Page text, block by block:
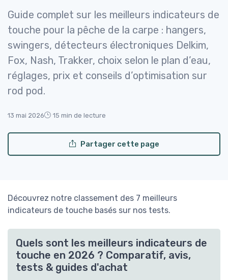
Guide complet sur les meilleurs indicateurs de
touche pour la pêche de la carpe : hangers,
swingers, détecteurs électroniques Delkim,
Fox, Nash, Trakker, choix selon le plan d’eau,
réglages, prix et conseils d’optimisation sur
rod pod.
13 mai 2026 15 min de lecture
Partager cette page
Découvrez notre classement des 7 meilleurs
indicateurs de touche basés sur nos tests.
Quels sont les meilleurs indicateurs de
touche en 2026 ? Comparatif, avis,
tests & guides d'achat